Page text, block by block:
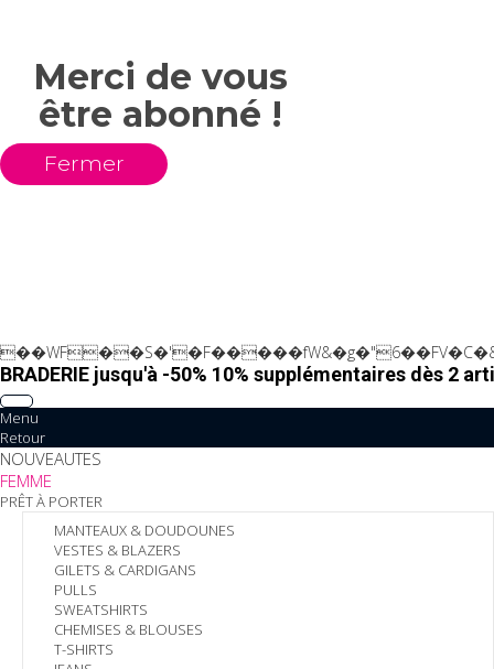
Merci de vous
être abonné !
Fermer
BRADERIE jusqu'à -50% 10% supplémentaires dès 2
Menu
Retour
NOUVEAUTES
FEMME
PRÊT À PORTER
MANTEAUX & DOUDOUNES
VESTES & BLAZERS
GILETS & CARDIGANS
PULLS
SWEATSHIRTS
CHEMISES & BLOUSES
T-SHIRTS